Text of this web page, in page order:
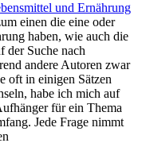
und Ernährung
einen die eine oder
haben, wie auch die
der Suche nach
andere Autoren zwar
oft in einigen Sätzen
habe ich mich auf
für ein Thema
Jede Frage nimmt